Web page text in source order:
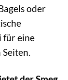
oder
für eine